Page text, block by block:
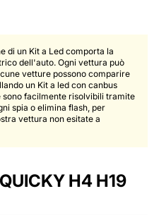
di un Kit a Led comporta la
dell'auto. Ogni vettura può
vetture possono comparire
un Kit a led con canbus
sono facilmente risolvibili tramite
spia o elimina flash, per
vettura non esitate a
H4 H19